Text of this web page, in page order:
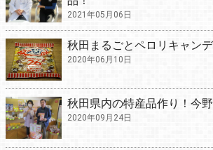
2021年05月06日
秋田まるごとペロリキャン
2020年06月10日
秋田県内の特産品作り！今
2020年09月24日